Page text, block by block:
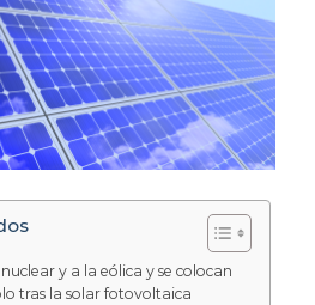
y a la eólica y se colocan
tras la solar fotovoltaica